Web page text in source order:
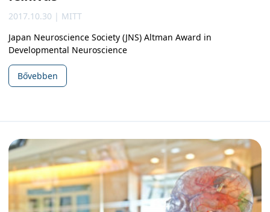
2017.10.30 | MITT
Japan Neuroscience Society (JNS) Altman Award in
Developmental Neuroscience
Bővebben